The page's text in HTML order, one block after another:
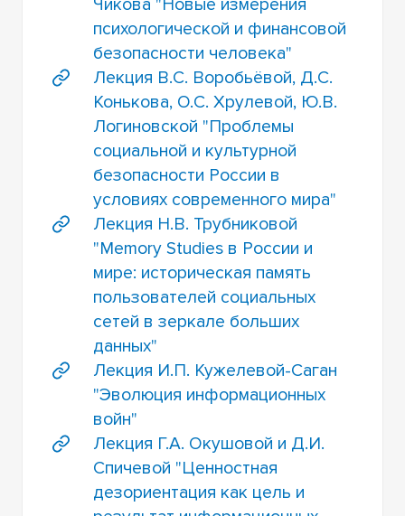
психологической и финансовой
безопасности человека"
Лекция В.С. Воробьёвой, Д.С.
Конькова, О.С. Хрулевой, Ю.В.
Логиновской "Проблемы
социальной и культурной
безопасности России в
условиях современного мира"
Лекция Н.В. Трубниковой
"Memory Studies в России и
мире: историческая память
пользователей социальных
сетей в зеркале больших
данных"
Лекция И.П. Кужелевой-Саган
"Эволюция информационных
войн"
Лекция Г.А. Окушовой и Д.И.
Спичевой "Ценностная
дезориентация как цель и